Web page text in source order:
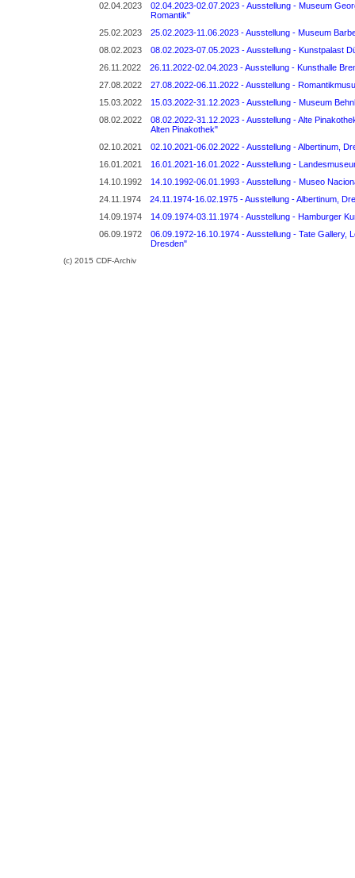
02.04.2023
02.04.2023-02.07.2023 - Ausstellung - Museum
Romantik"
25.02.2023
25.02.2023-11.06.2023 - Ausstellung - Museum
08.02.2023
08.02.2023-07.05.2023 - Ausstellung - Kunstpalast
26.11.2022
26.11.2022-02.04.2023 - Ausstellung - Kunsthalle
27.08.2022
27.08.2022-06.11.2022 - Ausstellung -
15.03.2022
15.03.2022-31.12.2023 - Ausstellung - Museum
08.02.2022
08.02.2022-31.12.2023 - Ausstellung - Alte
Alten Pinakothek"
02.10.2021
02.10.2021-06.02.2022 - Ausstellung - Albertinum,
16.01.2021
16.01.2021-16.01.2022 - Ausstellung -
14.10.1992
14.10.1992-06.01.1993 - Ausstellung - Museo
24.11.1974
24.11.1974-16.02.1975 - Ausstellung - Albertinum,
14.09.1974
14.09.1974-03.11.1974 - Ausstellung - Hamburger
06.09.1972
06.09.1972-16.10.1974 - Ausstellung - Tate Gallery,
Dresden"
(c) 2015 CDF-Archiv